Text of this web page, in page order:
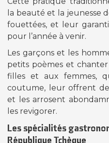
la beauté et la jeunesse
fouettées, et leur
pour l’année à venir.
Les garçons et les
petits poèmes et
filles et aux femmes,
coutume, leur offrent
et les arrosent
les revigorer.
Les spécialités
République Tchèque